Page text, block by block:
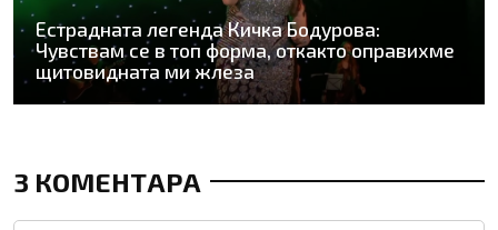
Естрадната легенда Кичка Бодурова:
Чувствам се в топ форма, откакто оправихме
щитовидната ми жлеза
3 КОМЕНТАРА